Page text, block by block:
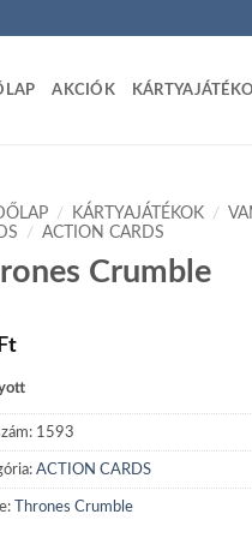
AKCIÓK
/ KÁRTYAJÁTÉKOK /
/ ACTION CARDS
Crumble
Ft
1593
ACTION CARDS
Thrones Crumble